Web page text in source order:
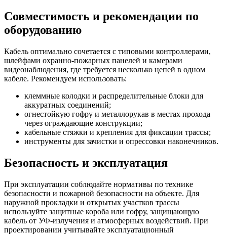
Совместимость и рекомендации по
оборудованию
Кабель оптимально сочетается с типовыми контроллерами,
шлейфами охранно-пожарных панелей и камерами
видеонаблюдения, где требуется несколько цепей в одном
кабеле. Рекомендуем использовать:
клеммные колодки и распределительные блоки для
аккуратных соединений;
огнестойкую гофру и металлорукав в местах прохода
через ограждающие конструкции;
кабельные стяжки и крепления для фиксации трассы;
инструменты для зачистки и опрессовки наконечников.
Безопасность и эксплуатация
При эксплуатации соблюдайте нормативы по технике
безопасности и пожарной безопасности на объекте. Для
наружной прокладки и открытых участков трассы
используйте защитные короба или гофру, защищающую
кабель от УФ‑излучения и атмосферных воздействий. При
проектировании учитывайте эксплуатационный